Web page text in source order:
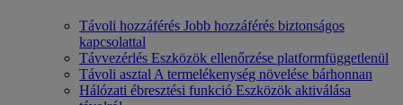
Távoli hozzáférés Jobb hozzáférés biztonságos
kapcsolattal
Távvezérlés Eszközök ellenőrzése platformfüggetlenül
Távoli asztal A termelékenység növelése bárhonnan
Hálózati ébresztési funkció Eszközök aktiválása